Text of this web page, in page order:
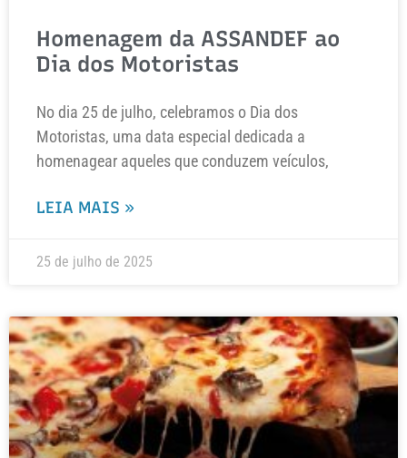
Homenagem da ASSANDEF ao
Dia dos Motoristas
No dia 25 de julho, celebramos o Dia dos
Motoristas, uma data especial dedicada a
homenagear aqueles que conduzem veículos,
LEIA MAIS »
25 de julho de 2025